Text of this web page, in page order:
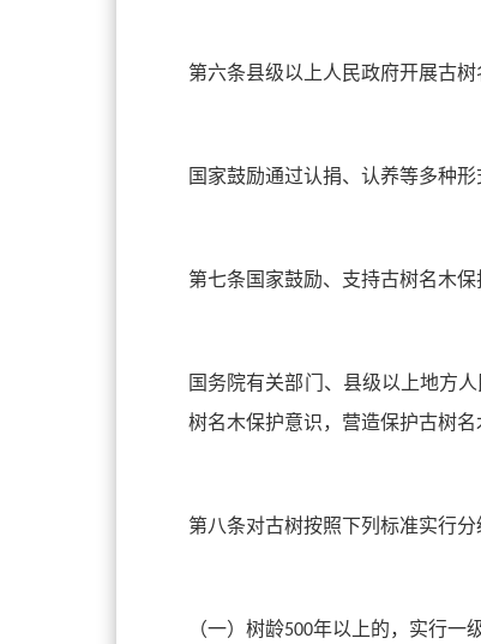
第六条县级以上人民政府开展古
国家鼓励通过认捐、认养等多种形
第七条国家鼓励、支持古树名木
国务院有关部门、县级以上地方
树名木保护意识，营造保护古树名
第八条对古树按照下列标准实行分
（一）树龄500年以上的，实行一